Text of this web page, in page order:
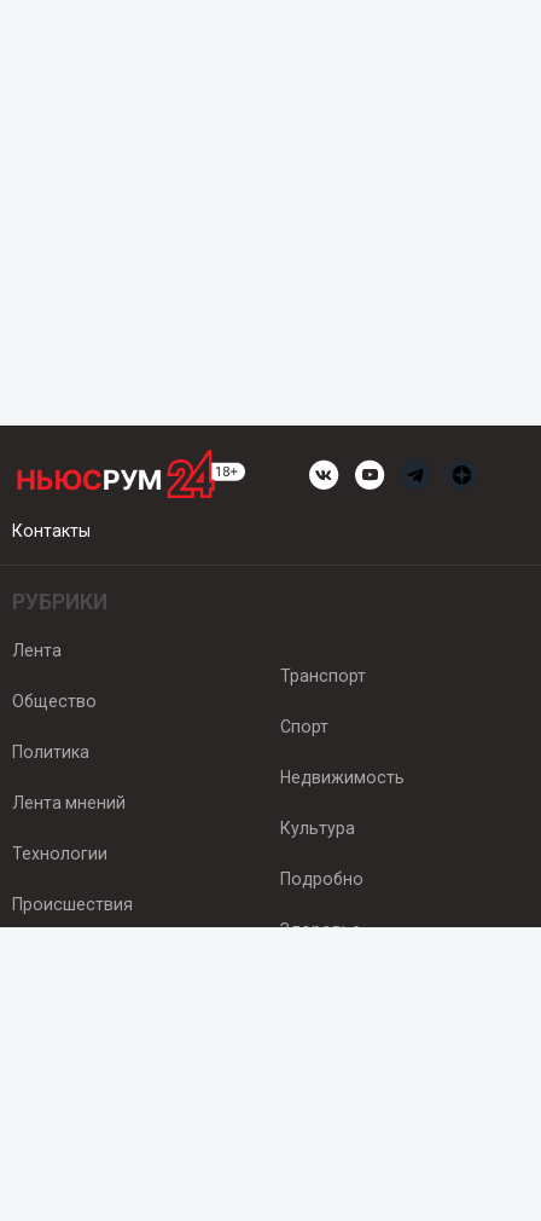
Контакты
РУБРИКИ
Лента
Общество
Политика
Лента мнений
Технологии
Происшествия
Транспорт
Спорт
Недвижимость
Культура
Подробно
Здоровье